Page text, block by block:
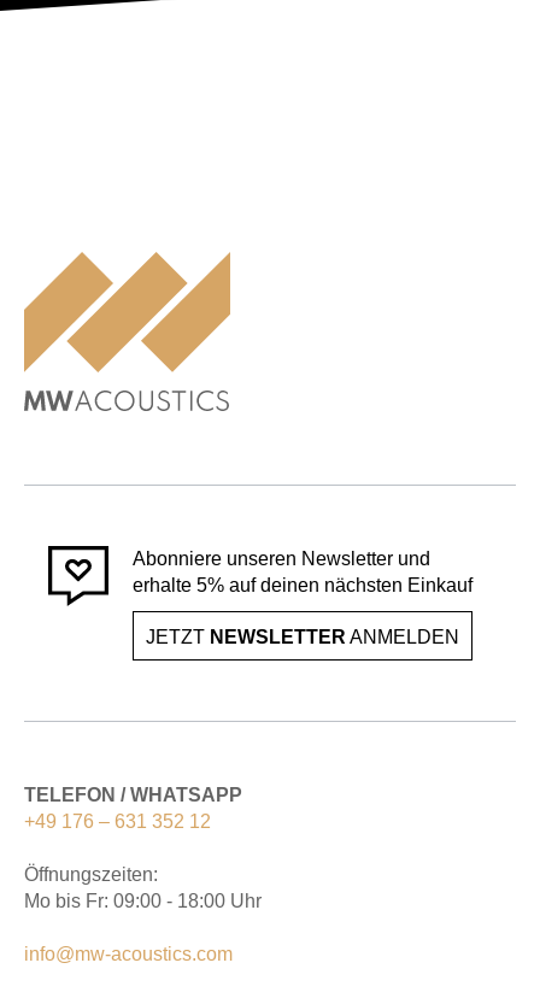
Abonniere unseren Newsletter und
erhalte 5% auf deinen nächsten Einkauf
JETZT NEWSLETTER ANMELDEN
TELEFON / WHATSAPP
+49 176 – 631 352 12
Öffnungszeiten:
Mo bis Fr: 09:00 - 18:00 Uhr
info@mw-acoustics.com